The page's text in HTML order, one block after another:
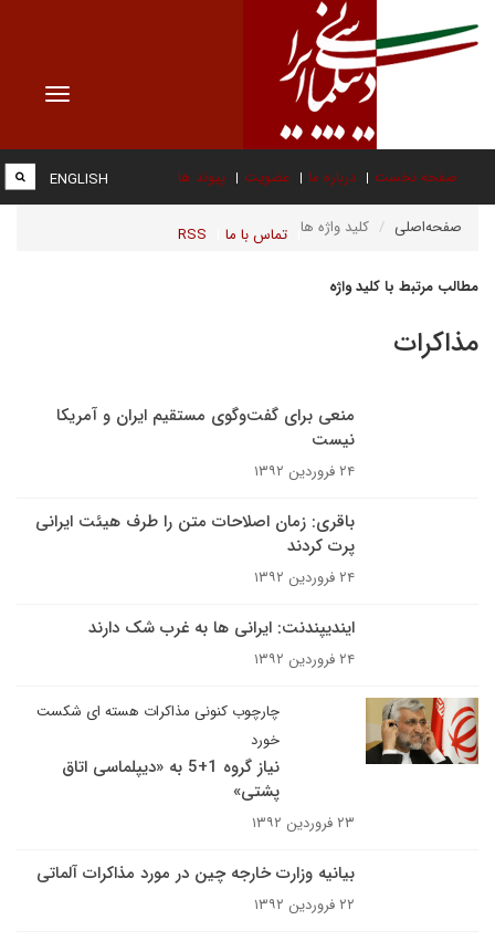
Toggle
صفحه نخست درباره ما عضویت پیوند ها
تماس با ما RSS
ENGLISH
صفحه‌اصلی کلید واژه ها
مطالب مرتبط با کلید واژه
مذاکرات
منعی برای گفت‌وگوی مستقیم ایران و آمریکا
نیست
۲۴ فروردین ۱۳۹۲
باقری: زمان اصلاحات متن را طرف هیئت ایرانی
پرت کردند
۲۴ فروردین ۱۳۹۲
ایندیپندنت: ایرانی ها به غرب شک دارند
۲۴ فروردین ۱۳۹۲
چارچوب کنونی مذاکرات هسته ای شکست
خورد
نیاز گروه 1+5 به «دیپلماسی اتاق
پشتی»
۲۳ فروردین ۱۳۹۲
بیانیه وزارت خارجه چین در مورد مذاکرات آلماتی
۲۲ فروردین ۱۳۹۲